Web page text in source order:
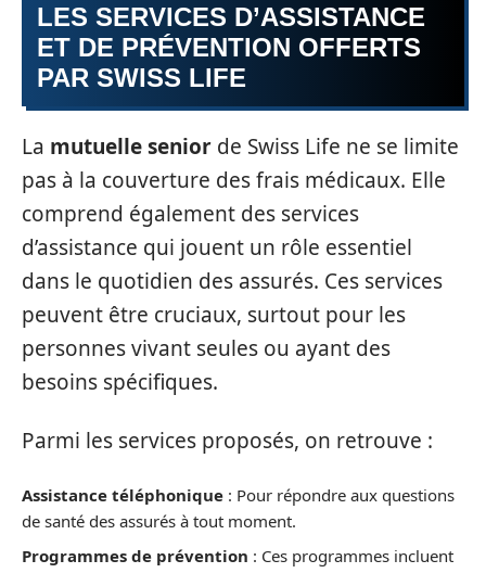
LES SERVICES D’ASSISTANCE
ET DE PRÉVENTION OFFERTS
PAR SWISS LIFE
La mutuelle senior de Swiss Life ne se limite
pas à la couverture des frais médicaux. Elle
comprend également des services
d’assistance qui jouent un rôle essentiel
dans le quotidien des assurés. Ces services
peuvent être cruciaux, surtout pour les
personnes vivant seules ou ayant des
besoins spécifiques.
Parmi les services proposés, on retrouve :
Assistance téléphonique : Pour répondre aux questions
de santé des assurés à tout moment.
Programmes de prévention : Ces programmes incluent